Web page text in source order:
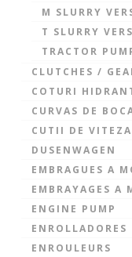
M SLURRY
T SLURRY
TRACTOR
CLUTCHES /
COTURI
CURVAS DE
CUTII DE
DUSENWAGEN
EMBRAGUES A
EMBRAYAGES A
ENGINE PUMP
ENROLLADORES
ENROULEURS